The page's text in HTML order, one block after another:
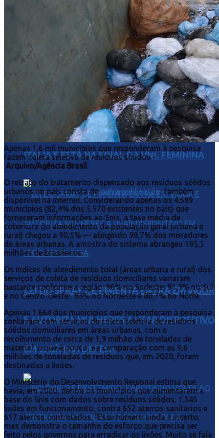
ACEITA INTERFERÊNCIA EXTERNA
GIGANTE NO TIE-BREAK: BRASIL DERRUBA A
ITÁLIA E ESTÁ NA FINAL DA VNL FEMININA
LEI DO SPRAY DE PIMENTA ENTRA EM VIGOR
E AUTORIZA MULHERES A USAR DISPOSITIVO
EM LEGÍTIMA DEFESA
Apenas 1,6 mil municípios que responderam à pesquisa
fazem coleta seletiva de resíduos sólidos –
Arquivo/Agência Brasil
O retrato do tratamento dispensado aos resíduos sólidos
urbanos no país consta deoutra publicação, também
disponível na internet. Considerando apenas os 4.589
municípios (82,4% dos 5.570 existentes no país) que
forneceram informações ao Snis, a taxa média de
cobertura do atendimento da população geral (urbana e
rural) chegou a 90,5% — atingindo 98,7% dos moradores
de áreas urbanas. A amostra do sistema abrangeu 195,5
milhões de brasileiros.
Os índices de atendimento total (áreas urbana e rural) dos
serviços de coleta de resíduos domiciliares variaram
bastante conforme a região: 96% no Sudeste; 91,3% no Sul
e no Centro-Oeste; 83% no Nordeste e 80,7% no Norte.
Apenas 1.664 dos municípios que responderam à pesquisa
contavam com serviços de coleta seletiva de resíduos
sólidos domiciliares em áreas urbanas, com o
recolhimento de cerca de 1,9 milhão de toneladas de
material, o que é pouco, na comparação com as 9,6
milhões de toneladas de resíduos que, em 2020, foram
destinadas a lixões.
O Ministério do Desenvolvimento Regional estima que
havia, em 2020, dentre os municípios que alimentaram a
base do Snis com dados sobre resíduos sólidos, 1.545
lixões em funcionamento, contra 652 aterros sanitários e
617 aterros controlados. “Esse número ainda é incerto,
mas demonstra o tamanho do esforço que precisa ser
feito pelos governos para erradicar os lixões. Muito se fala